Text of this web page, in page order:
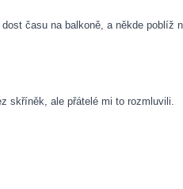
času na balkoně, a někde poblíž
skříněk, ale přátelé mi to rozmluvili.